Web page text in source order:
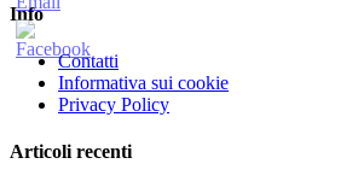
Info
Contatti
Informativa sui cookie
Privacy Policy
Articoli recenti